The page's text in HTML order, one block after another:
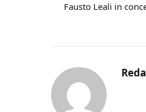
Fausto Leali in